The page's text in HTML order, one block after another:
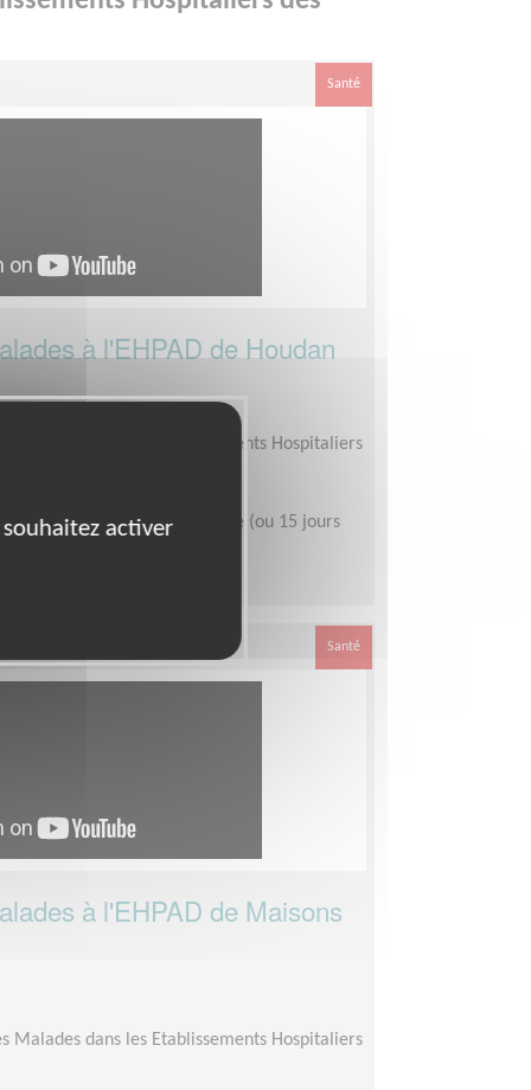
Santé
à l'EHPAD de Houdan
Malades dans les Etablissements Hospitaliers
de 2/3 heures par semaine (ou 15 jours
Santé
à l'EHPAD de Maisons
Malades dans les Etablissements Hospitaliers
activer